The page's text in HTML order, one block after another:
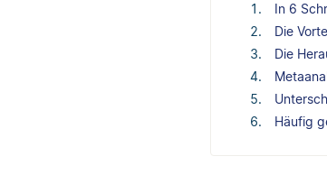
In 6
Die
Die
Häufig